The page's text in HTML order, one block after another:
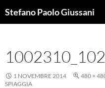
alStefano Paolo Giussani
1 NOVEMBRE 2014 480 ×
SPIAGGIA